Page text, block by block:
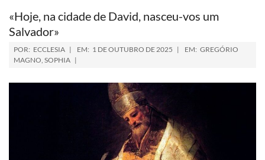
«Hoje, na cidade de David, nasceu-vos um
Salvador»
POR: ECCLESIA EM: 1 DE OUTUBRO DE 2025 EM: GREGÓRIO
MAGNO, SOPHIA